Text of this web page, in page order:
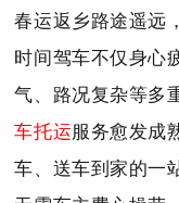
春运返乡路途遥远
时间驾车不仅身心
气、路况复杂等多
车托运服务愈发成
车、送车到家的一